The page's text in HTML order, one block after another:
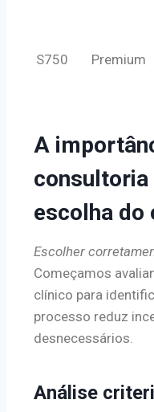
S750 Premium
A
consultoria
escolha do
Escolher
Começamos
clínico para
processo reduz
desnecessários.
Análise